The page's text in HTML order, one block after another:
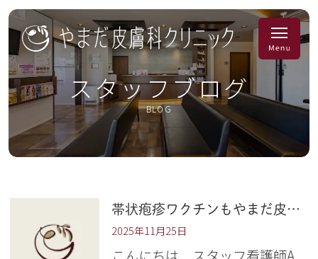
スタッフブログ
BLOG
帯状疱疹ワクチンもやまだ皮膚科クリニックで！
2025年11月25日